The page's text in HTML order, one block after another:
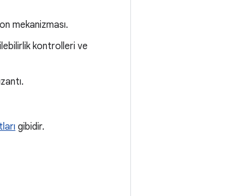
mekanizması.
kontrolleri ve
gibidir.